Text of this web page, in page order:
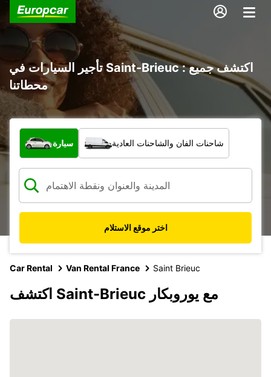
تأجير السيارات في Saint-Brieuc : اكتشف جميع
محطاتنا
ما نوع المركبة؟
سيارة شاحنات الفان والشاحنات العادية
اختر موقع الاستلام
Car Rental Van Rental France Saint Brieuc
اكتشف Saint-Brieuc مع يوروبكار